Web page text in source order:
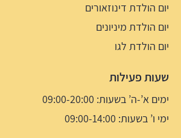
יום הולדת דינוזאורים
יום הולדת מיניונים
יום הולדת לגו
שעות פעילות
ימים א’-ה’ בשעות: 09:00-20:00
ימי ו’ בשעות: 09:00-14:00